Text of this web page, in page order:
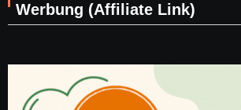
Werbung (Affiliate Link)